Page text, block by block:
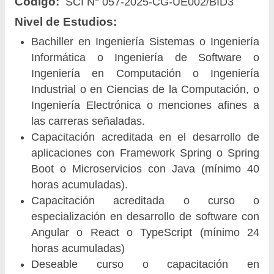
Nivel de Estudios:
Bachiller en Ingeniería Sistemas o Ingeniería
Informática o Ingeniería de Software o
Ingeniería en Computación o Ingeniería
Industrial o en Ciencias de la Computación, o
Ingeniería Electrónica o menciones afines a
las carreras señaladas.
Capacitación acreditada en el desarrollo de
aplicaciones con Framework Spring o Spring
Boot o Microservicios con Java (mínimo 40
horas acumuladas).
Capacitación acreditada o curso o
especialización en desarrollo de software con
Angular o React o TypeScript (mínimo 24
horas acumuladas)
Deseable curso o capacitación en